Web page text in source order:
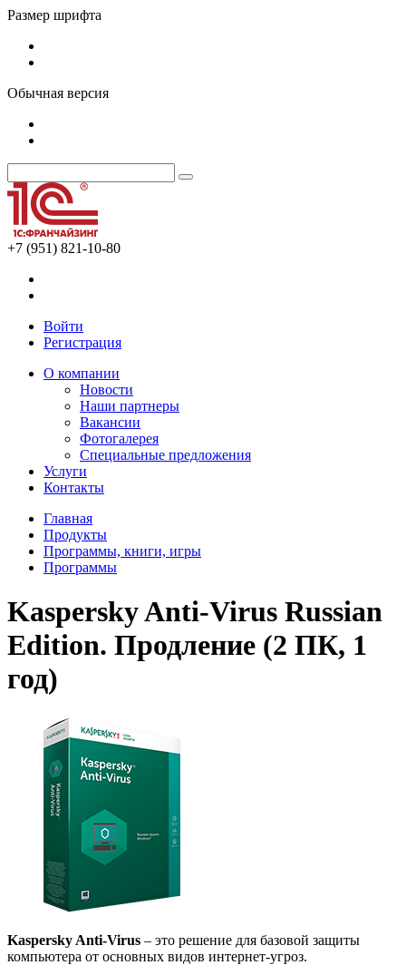
Размер шрифта
Обычная версия
+7 (951) 821-10-80
Войти
Регистрация
О компании
Новости
Наши партнеры
Вакансии
Фотогалерея
Специальные предложения
Услуги
Контакты
Главная
Продукты
Программы, книги, игры
Программы
Kaspersky Anti-Virus Russian
Edition. Продление (2 ПК, 1
год)
Kaspersky Anti-Virus – это решение для базовой защиты
компьютера от основных видов интернет-угроз.